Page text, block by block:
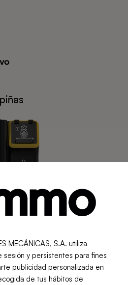
MECÁNICAS, S.A. utiliza
y persistentes para fines
publicidad personalizada en
de tus hábitos de